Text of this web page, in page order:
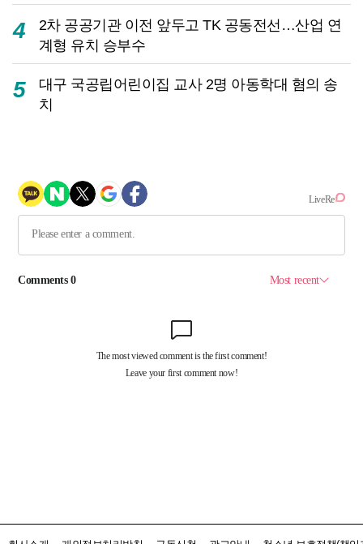
4
2차 공공기관 이전 앞두고 TK 공동전선…산업 연
계형 유치 승부수
5
대구 국공립어린이집 교사 2명 아동학대 혐의 송
치